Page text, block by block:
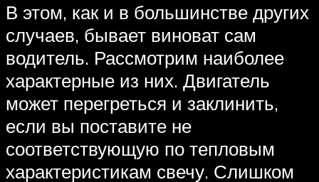
В этом, как и в большинстве других
случаев, бывает виноват сам
водитель. Рассмотрим наиболее
характерные из них. Двигатель
может перегреться и заклинить,
если вы поставите не
соответствующую по тепловым
характеристикам свечу. Слишком